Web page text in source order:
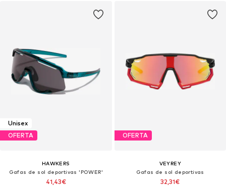
Unisex
OFERTA
HAWKERS
Gafas de sol deportivas 'POWER'
41,43€
OFERTA
VEYREY
Gafas de sol deportivas
32,31€